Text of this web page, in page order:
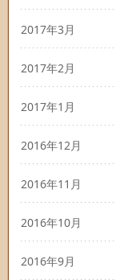
2017年3月
2017年2月
2017年1月
2016年12月
2016年11月
2016年10月
2016年9月